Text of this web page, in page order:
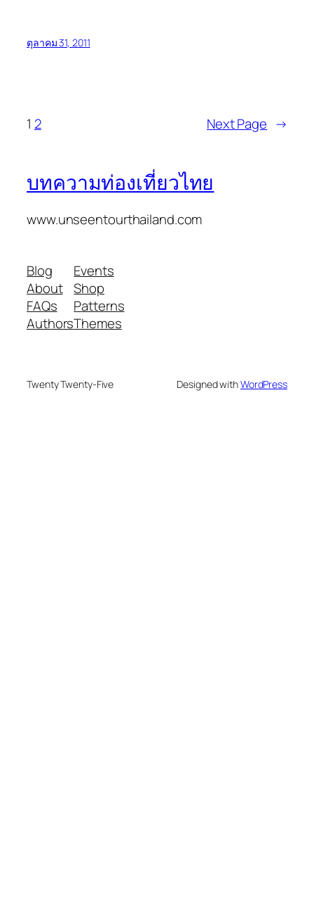
ตุลาคม 31, 2011
1 2 Next Page →
บทความท่องเที่ยวไทย
www.unseentourthailand.com
Blog
About
FAQs
Authors
Events
Shop
Patterns
Themes
Twenty Twenty-Five Designed withWordPress